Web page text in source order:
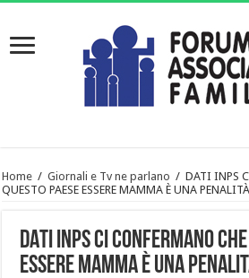
Home / Giornali e Tv ne parlano / DATI INPS
QUESTO PAESE ESSERE MAMMA È UNA PENALITÀ
DATI INPS CI CONFERMANO
ESSERE MAMMA È UNA